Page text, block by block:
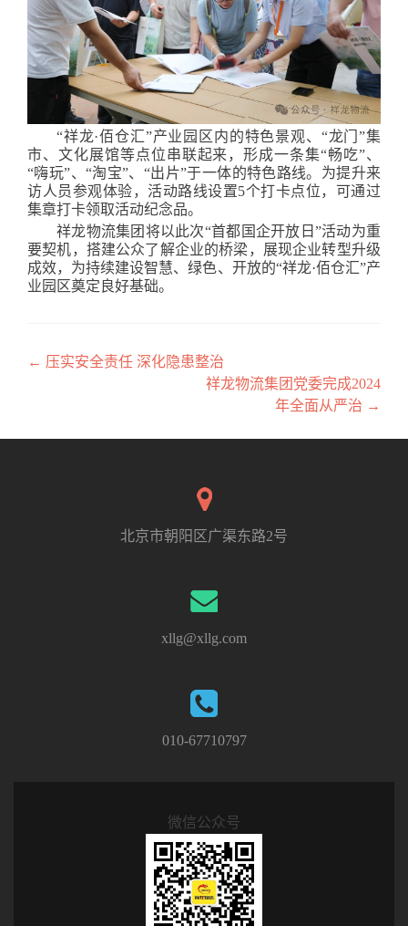
“祥龙·佰仓汇”产业园区内的特色景观、“龙门”集
市、文化展馆等点位串联起来，形成一条集“畅吃”、
“嗨玩”、“淘宝”、“出片”于一体的特色路线。为提升来
访人员参观体验，活动路线设置5个打卡点位，可通过
集章打卡领取活动纪念品。
祥龙物流集团将以此次“首都国企开放日”活动为重
要契机，搭建公众了解企业的桥梁，展现企业转型升级
成效，为持续建设智慧、绿色、开放的“祥龙·佰仓汇”产
业园区奠定良好基础。
← 压实安全责任 深化隐患整治
祥龙物流集团党委完成2024
年全面从严治 →
北京市朝阳区广渠东路2号
xllg@xllg.com
010-67710797
微信公众号